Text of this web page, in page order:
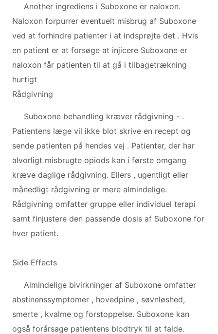
Another ingrediens i Suboxone er naloxon.
Naloxon forpurrer eventuelt misbrug af Suboxone
ved at forhindre patienter i at indsprøjte det . Hvis
en patient er at forsøge at injicere Suboxone er
naloxon får patienten til at gå i tilbagetrækning
hurtigt
Rådgivning
Suboxone behandling kræver rådgivning - .
Patientens læge vil ikke blot skrive en recept og
sende patienten på hendes vej . Patienter, der har
alvorligt misbrugte opiods kan i første omgang
kræve daglige rådgivning. Ellers , ugentligt eller
månedligt rådgivning er mere almindelige.
Rådgivning omfatter gruppe eller individuel terapi
samt finjustere den passende dosis af Suboxone for
hver patient.
Side Effects
Almindelige bivirkninger af Suboxone omfatter
abstinenssymptomer , hovedpine , søvnløshed,
smerte , kvalme og forstoppelse. Suboxone kan
også forårsage patientens blodtryk til at falde.